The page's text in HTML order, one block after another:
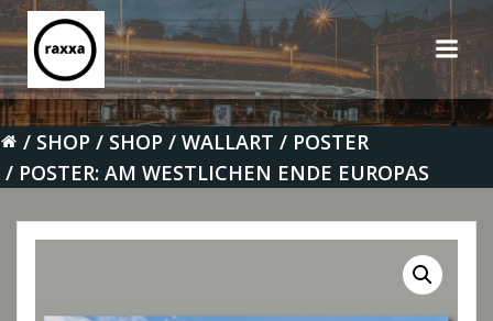
Zum
Inhalt
springen
SHOP SHOP WALLART
POSTER
POSTER: AM WESTLICHEN ENDE EUROPAS